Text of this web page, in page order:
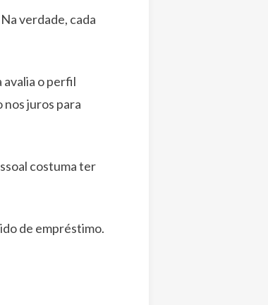
verdade, cada
avalia o perfil
juros para
costuma ter
de empréstimo.